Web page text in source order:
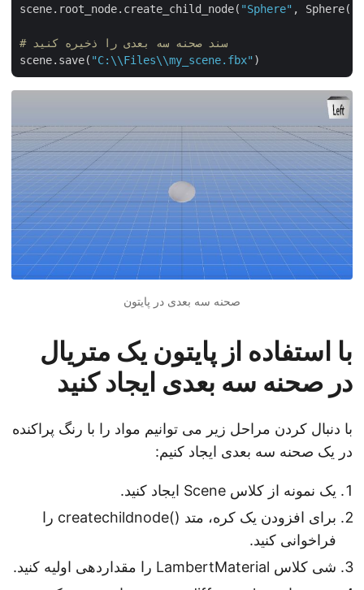
scene.root_node.create_child_node("Sphere" ,
# سند صحنه سه بعدی را ذخیره کنید
scene.save("C:\\Files\\my_scene.fbx"
صحنه سه بعدی در پایتون
با استفاده از پایتون یک متریال
در صحنه سه بعدی ایجاد کنید
با دنبال کردن مراحل زیر می توانیم مواد را با رنگ پراکنده
در یک صحنه سه بعدی ایجاد کنیم:
یک نمونه از کلاس Scene ایجاد کنید.
برای افزودن یک کره، متد ()createchildnode را
فراخوانی کنید.
شی کلاس LambertMaterial را مقداردهی اولیه کنید.